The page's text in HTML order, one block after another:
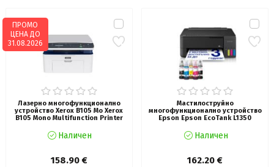
Лазерно многофункционално
устройство Xerox B105 Mo Xerox
B105 Mono Multifunction Printer
Наличен
158.90 €
ПРОМО
ЦЕНА ДО
31.08.2026
Мастилоструйно
многофункционално устройство
Epson Epson EcoTank L1350
Наличен
162.20 €